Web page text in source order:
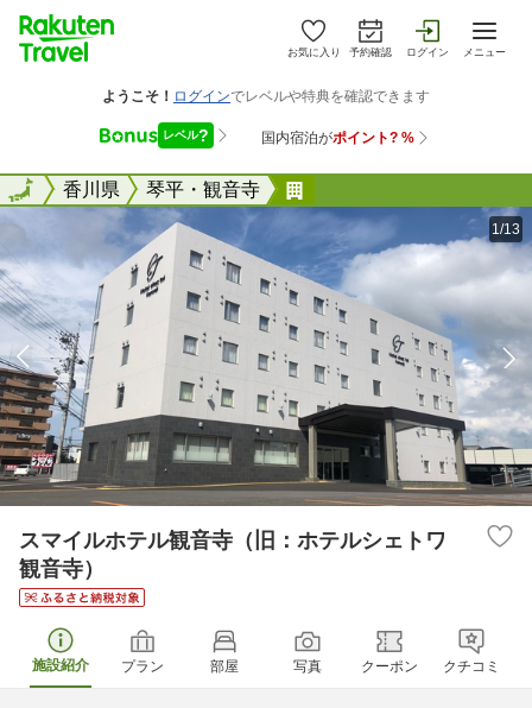
お気に入り 予約確認 ログイン メニュー
全国香川県 琴平・観音寺
全国
1/13
スマイルホテル観音寺（旧：ホテルシェトワ
観音寺）
施設紹介 プラン 部屋 写真 クーポン クチコミ